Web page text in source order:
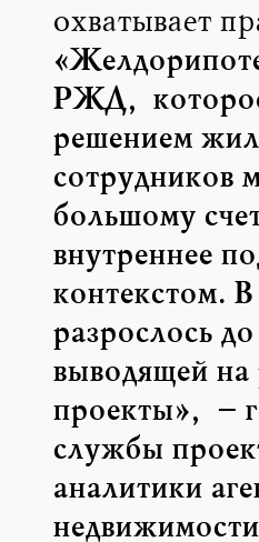
охватывает
РЖД, которое
решением
сотрудников
большому
внутреннее
контекстом.
разрослось
выводящей на
проекты», –
службы
аналитики